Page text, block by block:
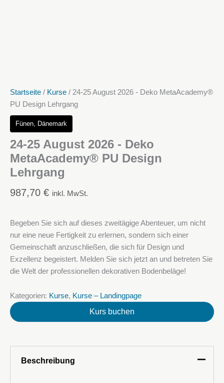
Startseite / Kurse / 24-25 August 2026 - Deko MetaAcademy®
PU Design Lehrgang
Fünen, Dänemark
24-25 August 2026 - Deko
MetaAcademy® PU Design
Lehrgang
987,70 € inkl. MwSt.
Begeben Sie sich auf dieses zweitägige Abenteuer, um nicht
nur eine neue Fertigkeit zu erlernen, sondern sich einer
Gemeinschaft anzuschließen, die sich für Design und
Exzellenz begeistert. Melden Sie sich jetzt an und betreten Sie
die Welt der professionellen dekorativen Bodenbeläge!
Kategorien: Kurse, Kurse – Landingpage
Kurs buchen
Beschreibung